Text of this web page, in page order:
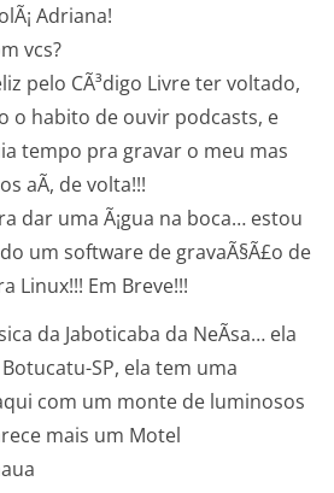
Adriana!
vcs?
pelo CÃ³digo Livre ter voltado,
o habito de ouvir podcasts, e
tempo pra gravar o meu mas
aÃ­, de volta!!!
dar uma Ã¡gua na boca… estou
um software de gravaÃ§Ã£o de
Linux!!! Em Breve!!!
da Jaboticaba da NeÃ­sa… ela
SP, ela tem uma
com um monte de luminosos
mais um Motel